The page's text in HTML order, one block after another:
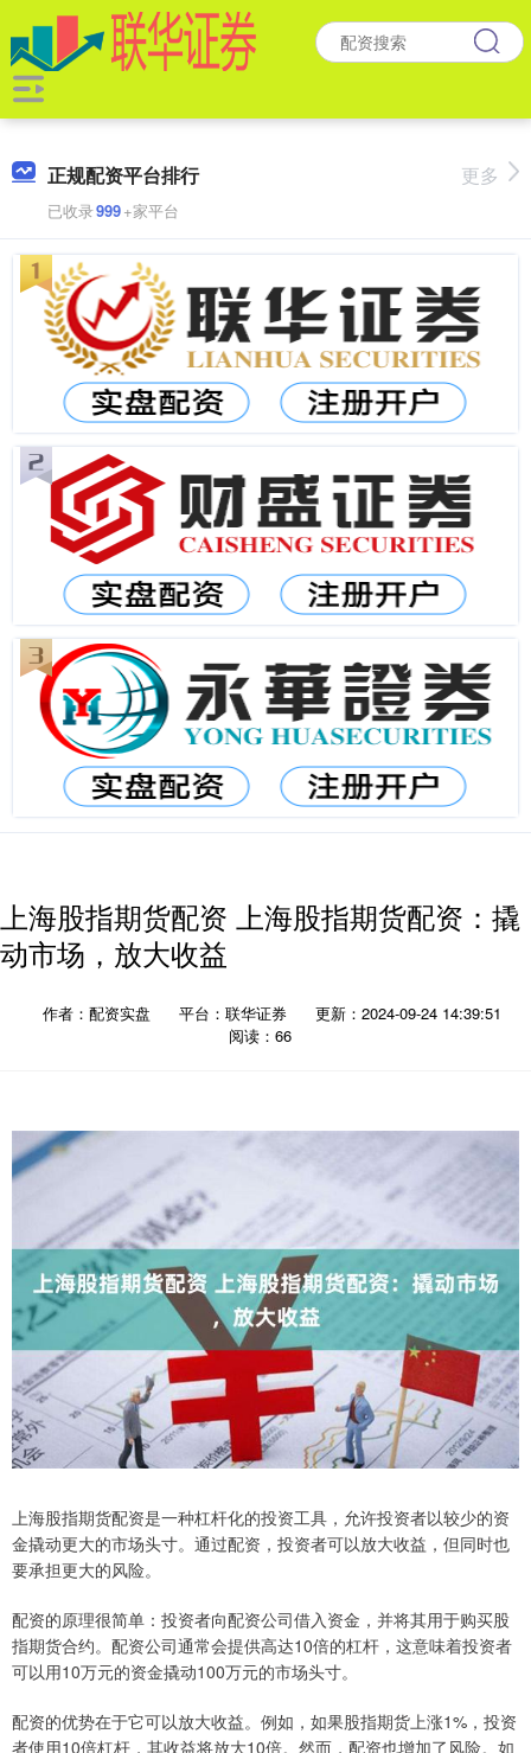
正规配资平台排行
已收录999+家平台
更多
上海股指期货配资 上海股指期货配资：撬
动市场，放大收益
作者：配资实盘 平台：联华证券
更新：2024-09-24 14:39:51
阅读：66
上海股指期货配资是一种杠杆化的投资工具，允许投资者以较少的资
金撬动更大的市场头寸。通过配资，投资者可以放大收益，但同时也
要承担更大的风险。
配资的原理很简单：投资者向配资公司借入资金，并将其用于购买股
指期货合约。配资公司通常会提供高达10倍的杠杆，这意味着投资者
可以用10万元的资金撬动100万元的市场头寸。
配资的优势在于它可以放大收益。例如，如果股指期货上涨1%，投资
者使用10倍杠杆，其收益将放大10倍。然而，配资也增加了风险。如